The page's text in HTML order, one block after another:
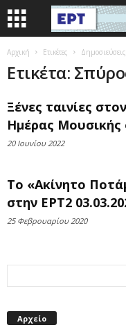
Αρχική Ετικέτες
Ετικέτα:
Ξένες ταινίες
Ημέρας Μουσικής
20 Ιουνίου 2022
Το «Ακίνητο
στην ΕΡΤ2
25 Φεβρουαρίου 2020
Αρχείο